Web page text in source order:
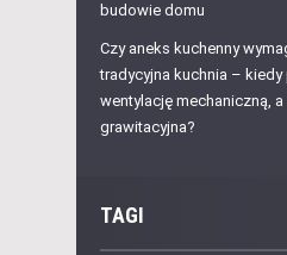
budowie domu
Czy aneks kuchenny
tradycyjna kuchnia –
wentylację mechaniczną,
grawitacyjna?
TAGI